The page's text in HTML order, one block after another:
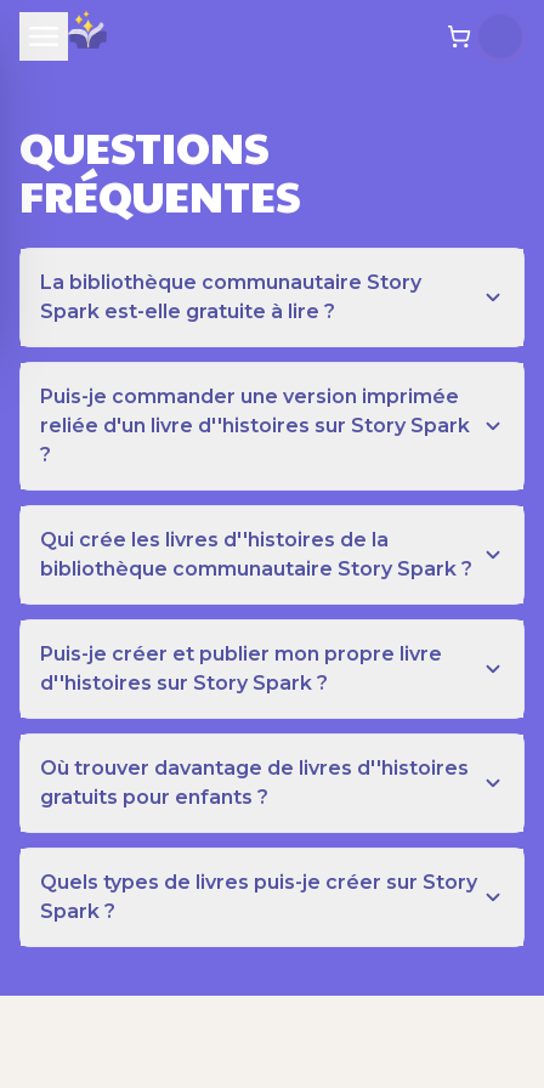
QUESTIONS
FRÉQUENTES
La bibliothèque communautaire Story
Spark est-elle gratuite à lire ?
Puis-je commander une version imprimée
reliée d'un livre d''histoires sur Story Spark
?
Qui crée les livres d''histoires de la
bibliothèque communautaire Story Spark ?
Puis-je créer et publier mon propre livre
d''histoires sur Story Spark ?
Où trouver davantage de livres d''histoires
gratuits pour enfants ?
Quels types de livres puis-je créer sur Story
Spark ?